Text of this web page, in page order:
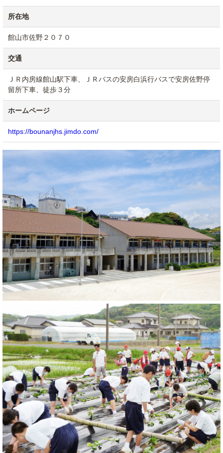
所在地
館山市佐野２０７０
交通
ＪＲ内房線館山駅下車、ＪＲバスの安房白浜行バスで安房佐野停
留所下車、徒歩３分
ホームページ
https://bounanjhs.jimdo.com/